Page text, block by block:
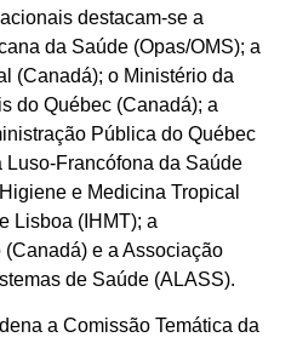
destacam-se a
da Saúde (Opas/OMS); a
(Canadá); o Ministério da
do Québec (Canadá); a
Pública do Québec
Luso-Francófona da Saúde
e Medicina Tropical
Lisboa (IHMT); a
e a Associação
de Saúde (ALASS).
a Comissão Temática da